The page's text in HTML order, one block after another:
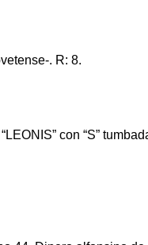
. R: 8.
con “S”